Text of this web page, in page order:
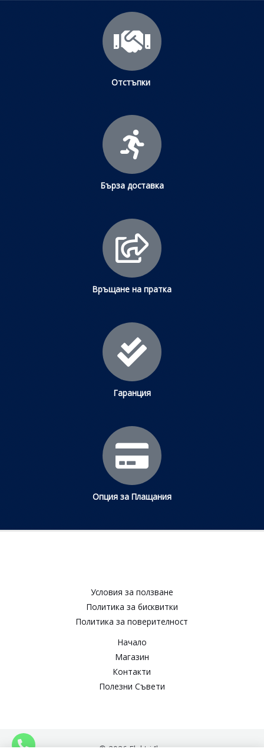
Отстъпки
Бърза доставка
Връщане на пратка
Гаранция
Опция за Плащания
Условия за ползване​
Политика за бисквитки​
Политика за поверителност​
Начало
Магазин
Контакти
Полезни Съвети
© 2026 Elektri4ko